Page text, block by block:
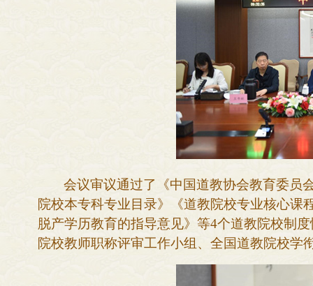
会议审议通过了《中国道教协会教育委员
院校本专科专业目录》《道教院校专业核心课
脱产学历教育的指导意见》等4个道教院校制
院校教师职称评审工作小组、全国道教院校学